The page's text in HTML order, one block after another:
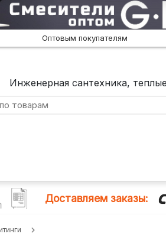
Оптовым покупателям
Инженерная сантехника,
Доставляем заказы: